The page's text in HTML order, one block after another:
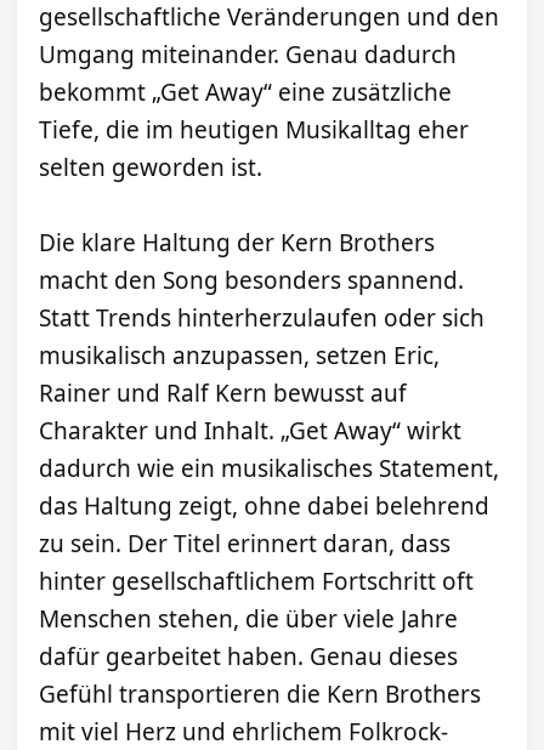
gesellschaftliche Veränderungen und den
Umgang miteinander. Genau dadurch
bekommt „Get Away“ eine zusätzliche
Tiefe, die im heutigen Musikalltag eher
selten geworden ist.
Die klare Haltung der Kern Brothers
macht den Song besonders spannend.
Statt Trends hinterherzulaufen oder sich
musikalisch anzupassen, setzen Eric,
Rainer und Ralf Kern bewusst auf
Charakter und Inhalt. „Get Away“ wirkt
dadurch wie ein musikalisches Statement,
das Haltung zeigt, ohne dabei belehrend
zu sein. Der Titel erinnert daran, dass
hinter gesellschaftlichem Fortschritt oft
Menschen stehen, die über viele Jahre
dafür gearbeitet haben. Genau dieses
Gefühl transportieren die Kern Brothers
mit viel Herz und ehrlichem Folkrock-